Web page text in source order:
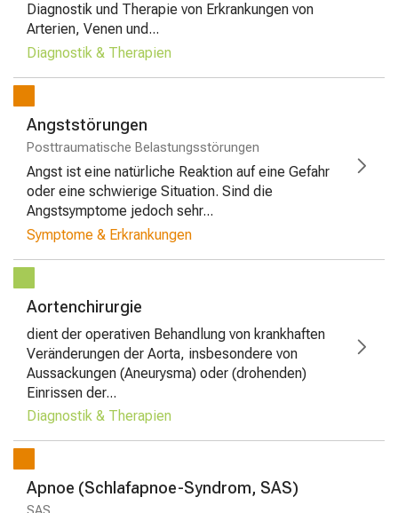
Diagnostik und Therapie von Erkrankungen von
Arterien, Venen und...
Diagnostik & Therapien
Angststörungen
Posttraumatische Belastungsstörungen
Angst ist eine natürliche Reaktion auf eine Gefahr
oder eine schwierige Situation. Sind die
Angstsymptome jedoch sehr...
Symptome & Erkrankungen
Aortenchirurgie
dient der operativen Behandlung von krankhaften
Veränderungen der Aorta, insbesondere von
Aussackungen (Aneurysma) oder (drohenden)
Einrissen der...
Diagnostik & Therapien
Apnoe (Schlafapnoe-Syndrom, SAS)